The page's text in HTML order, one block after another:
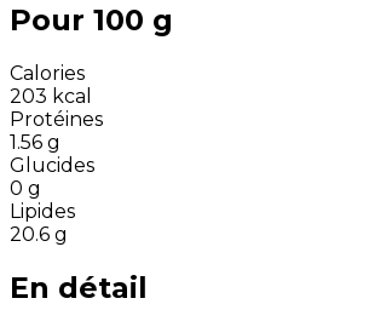
Pour 100 g
Calories
203 kcal
Protéines
1.56 g
Glucides
0 g
Lipides
20.6 g
En détail